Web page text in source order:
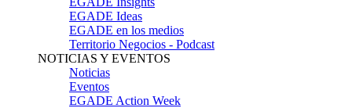
EGADE Ideas
EGADE en los medios
Territorio Negocios - Podcast
NOTICIAS Y EVENTOS
Noticias
Eventos
EGADE Action Week